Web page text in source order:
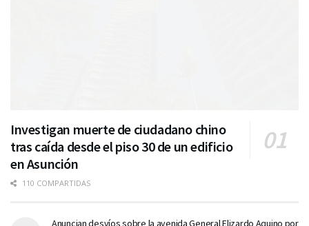
Investigan muerte de ciudadano chino
tras caída desde el piso 30 de un edificio
en Asunción
110 COMPARTIDAS